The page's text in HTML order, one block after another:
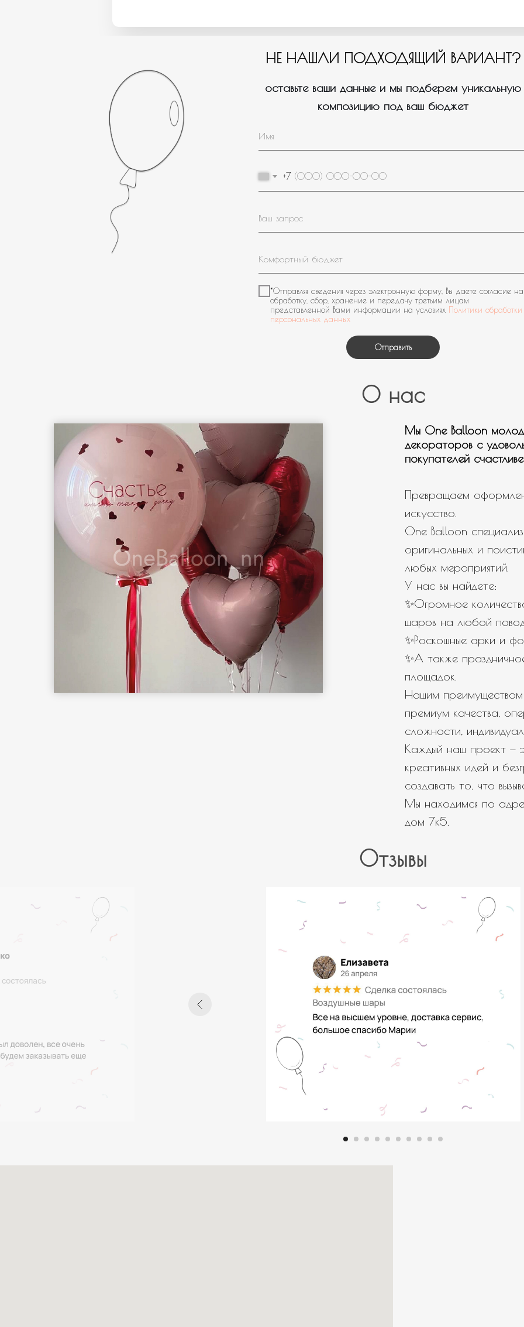
Пройдите тест, который поможем нам подобрать для вас
нужное оформление/композицию.
Для кого или на какое событие вам
нужны шары?
Девочке
Мальчику
Мужчине
Нужна связка шаров
Нужны шары с мульт героями
Нужно оформление/фотозона
Свой вариант
← Назад
+7
*Отправляя сведения через электронную форму, Вы даете согласие на
обработку, сбор, хранение и передачу третьим лицам
представленной Вами информации на условиях Политики обработки
персональных данных
Отправить
НЕ НАШЛИ ПОДХОДЯЩИЙ ВАРИАНТ?
оставьте ваши данные и мы подберем уникальную
композицию под ваш бюджет
О нас
Мы One Balloon
декораторов с
покупателей
Превращаем
искусство.
One Balloon
оригинальных и
любых мероприятий.
У нас вы найдете:
✨Огромное
шаров на любой
✨Роскошные арки и
✨А также
площадок.
Нашим преимуществом
премиум качества,
сложности,
Каждый наш проект —
креативных идей и
создавать то, что
Мы находимся по
дом 7к5.
Отзывы